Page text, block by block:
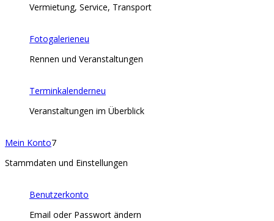
Vermietung, Service, Transport
Fotogalerieneu
Rennen und Veranstaltungen
Terminkalenderneu
Veranstaltungen im Überblick
Mein Konto7
Stammdaten und Einstellungen
Benutzerkonto
Email oder Passwort ändern